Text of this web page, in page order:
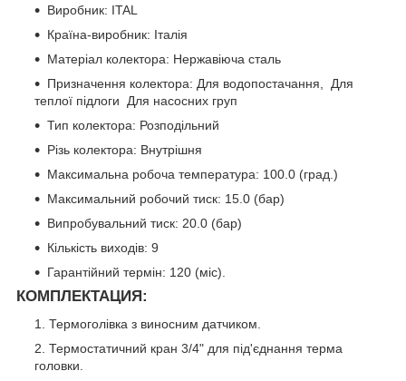
Виробник: ITAL
Країна-виробник: Італія
Матеріал колектора: Нержавіюча сталь
Призначення колектора: Для водопостачання, Для
теплої підлоги Для насосних груп
Тип колектора: Розподільний
Різь колектора: Внутрішня
Максимальна робоча температура: 100.0 (град.)
Максимальний робочий тиск: 15.0 (бар)
Випробувальний тиск: 20.0 (бар)
Кількість виходів: 9
Гарантійний термін: 120 (міс).
КОМПЛЕКТАЦИЯ:
Термоголівка з виносним датчиком.
Термостатичний кран 3/4" для під'єднання терма
головки.